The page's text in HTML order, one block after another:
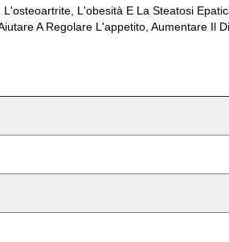
L'obesità E La Steatosi
A Regolare L'appetito, Aumentare Il